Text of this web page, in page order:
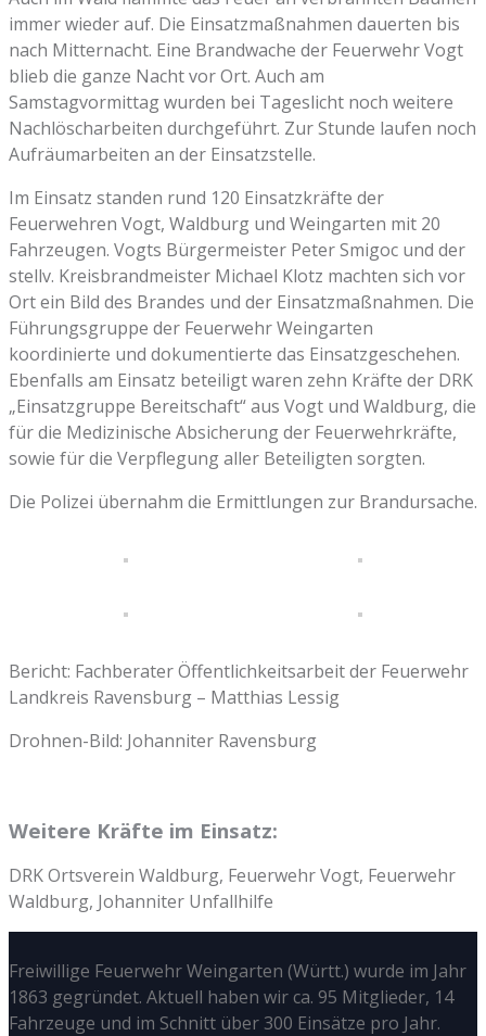
immer wieder auf. Die Einsatzmaßnahmen dauerten bis
nach Mitternacht. Eine Brandwache der Feuerwehr Vogt
blieb die ganze Nacht vor Ort. Auch am
Samstagvormittag wurden bei Tageslicht noch weitere
Nachlöscharbeiten durchgeführt. Zur Stunde laufen noch
Aufräumarbeiten an der Einsatzstelle.
Im Einsatz standen rund 120 Einsatzkräfte der
Feuerwehren Vogt, Waldburg und Weingarten mit 20
Fahrzeugen. Vogts Bürgermeister Peter Smigoc und der
stellv. Kreisbrandmeister Michael Klotz machten sich vor
Ort ein Bild des Brandes und der Einsatzmaßnahmen. Die
Führungsgruppe der Feuerwehr Weingarten
koordinierte und dokumentierte das Einsatzgeschehen.
Ebenfalls am Einsatz beteiligt waren zehn Kräfte der DRK
„Einsatzgruppe Bereitschaft“ aus Vogt und Waldburg, die
für die Medizinische Absicherung der Feuerwehrkräfte,
sowie für die Verpflegung aller Beteiligten sorgten.
Die Polizei übernahm die Ermittlungen zur Brandursache.
Bericht: Fachberater Öffentlichkeitsarbeit der Feuerwehr
Landkreis Ravensburg – Matthias Lessig
Drohnen-Bild: Johanniter Ravensburg
Weitere Kräfte im Einsatz:
DRK Ortsverein Waldburg, Feuerwehr Vogt, Feuerwehr
Waldburg, Johanniter Unfallhilfe
Freiwillige Feuerwehr Weingarten (Württ.) wurde im Jahr
1863 gegründet. Aktuell haben wir ca. 95 Mitglieder, 14
Fahrzeuge und im Schnitt über 300 Einsätze pro Jahr.